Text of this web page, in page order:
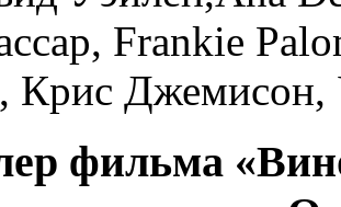
Frankie
Крис
фильма